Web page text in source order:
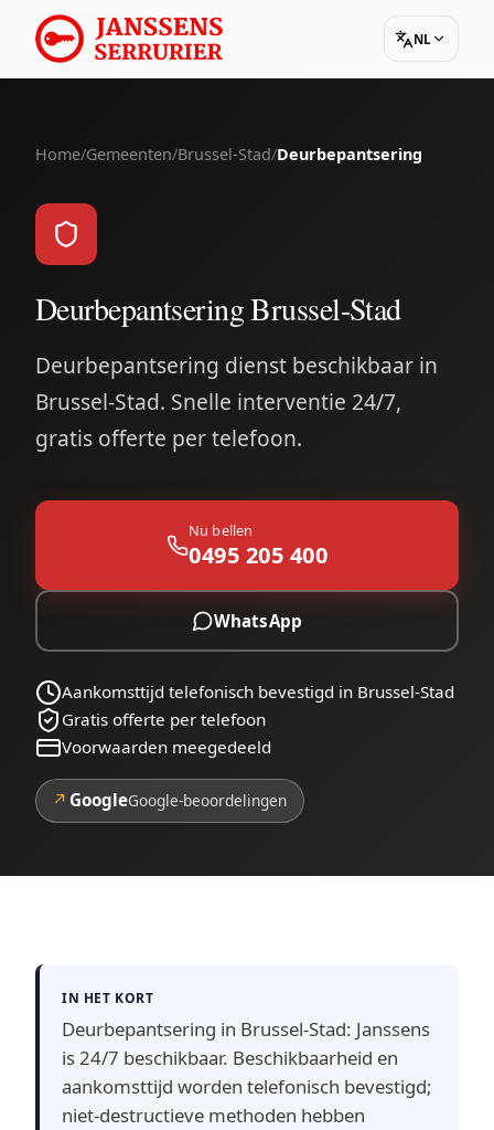
NL
Home/Gemeenten/Brussel-Stad/Deurbepantsering
Deurbepantsering Brussel-Stad
Deurbepantsering dienst beschikbaar in
Brussel-Stad. Snelle interventie 24/7,
gratis offerte per telefoon.
Nu bellen
0495 205 400
WhatsApp
Aankomsttijd telefonisch bevestigd in Brussel-Stad
Gratis offerte per telefoon
Voorwaarden meegedeeld
↗ GoogleGoogle-beoordelingen
IN HET KORT
Deurbepantsering in Brussel-Stad: Janssens
is 24/7 beschikbaar. Beschikbaarheid en
aankomsttijd worden telefonisch bevestigd;
niet-destructieve methoden hebben